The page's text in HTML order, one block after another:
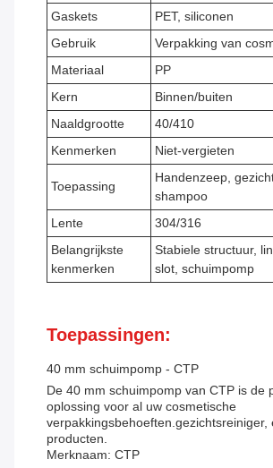
Gaskets
PET, siliconen
Gebruik
Verpakking van
Materiaal
PP
Kern
Binnen/buiten
Naaldgrootte
40/410
Kenmerken
Niet-vergieten
Toepassing
Handenzeep,
shampoo
Lente
304/316
Belangrijkste
kenmerken
Stabiele structuur,
slot, schuimpomp
Toepassingen:
40 mm schuimpomp - CTP
De 40 mm schuimpomp van CTP is de
oplossing voor al uw cosmetische
verpakkingsbehoeften.gezichtsreiniger,
producten.
Merknaam: CTP